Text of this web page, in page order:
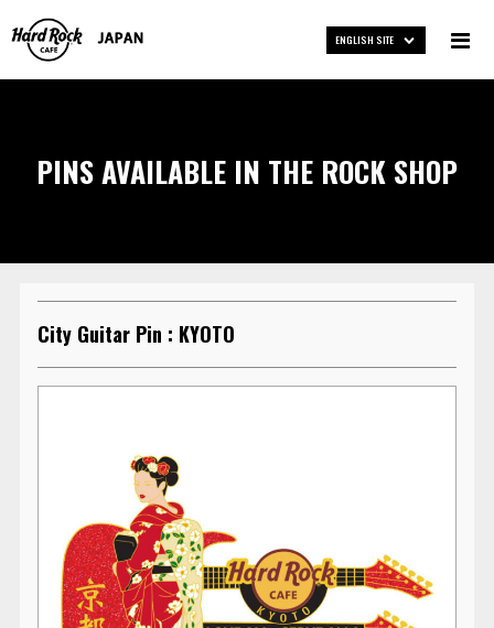
ENGLISH SITE
PINS AVAILABLE IN THE ROCK SHOP
City Guitar Pin : KYOTO